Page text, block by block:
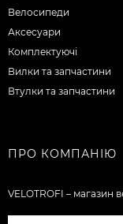
Велосипеди
Аксесуари
Комплектуючі
Вилки та запчастини
Втулки та запчастини
ПРО КОМПАНІЮ
VELOTROFI – магазин